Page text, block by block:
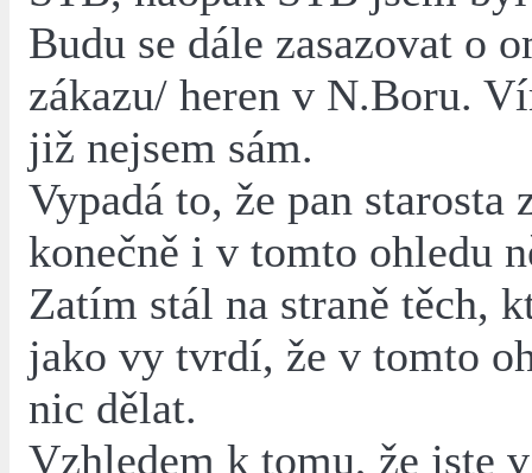
Budu se dále zasazovat o
zákazu/ heren v N.Boru.
již nejsem sám.
Vypadá to, že pan starosta
konečně i v tomto ohledu
Zatím stál na straně těch,
jako vy tvrdí, že v tomto
nic dělat.
Vzhledem k tomu, že jste